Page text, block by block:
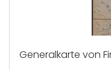
Generalkarte von